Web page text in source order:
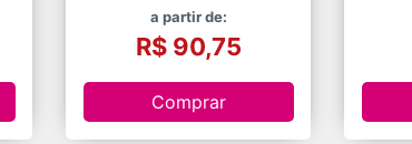
a partir de:
R$ 90,75
Comprar